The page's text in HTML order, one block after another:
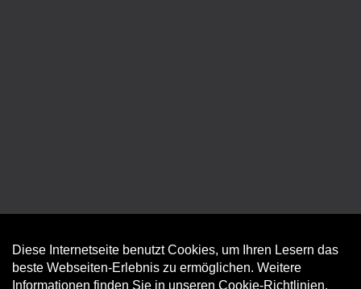
Diese Internetseite benutzt Cookies, um Ihren Lesern das
beste Webseiten-Erlebnis zu ermöglichen. Weitere
Informationen finden Sie in unseren Cookie-Richtlinien.
Auftrag widerrufen